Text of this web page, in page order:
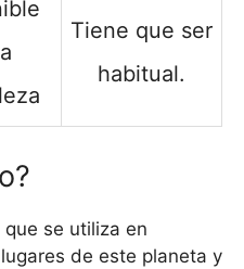
Tiene que ser
habitual.
se utiliza en
de este planeta y